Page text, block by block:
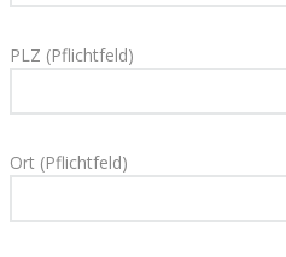
PLZ (Pflichtfeld)
Ort (Pflichtfeld)